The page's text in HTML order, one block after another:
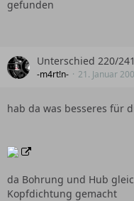
gefunden
Unterschied 220/
-m4rt!n- 21. Januar
hab da was besseres für
da Bohrung und Hub
Kopfdichtung gemacht